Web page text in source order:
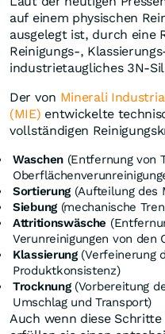
auf einem physischen
ausgelegt ist, durch eine
Reinigungs-,
industrietaugliches 3N-
Der von Minerali
(MIE) entwickelte
vollständigen
Waschen(Entfernung von
Sortierung(Aufteilung des
Siebung(mechanische
Attritionswäsche
Verunreinigungen von den
Klassierung(Verfeinerung
Produktkonsistenz)
Trocknung(Vorbereitung
Umschlag und Transport)
Auch wenn diese